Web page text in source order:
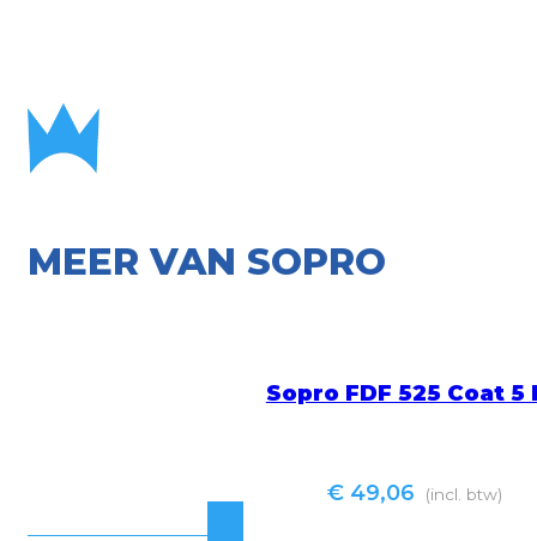
MEER VAN SOPRO
Sopro FDF 525 Coat 5
€49,06 (incl. btw)